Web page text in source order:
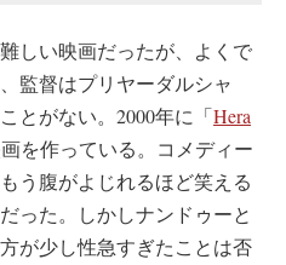
しい映画だったが、よくで
監督はプリヤーダルシャ
とがない。2000年に「Hera
を作っている。コメディー
う腹がよじれるほど笑える
った。しかしナンドゥーと
が少し性急すぎたことは否